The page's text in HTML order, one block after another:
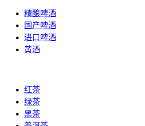
精酿啤酒
国产啤酒
进口啤酒
黄酒
红茶
绿茶
黑茶